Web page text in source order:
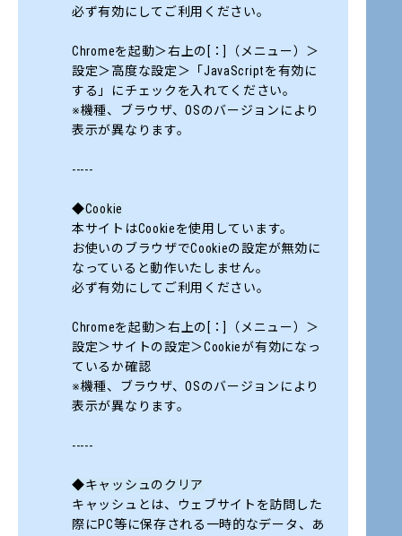
必ず有効にしてご利用ください。
Chromeを起動＞右上の[：]（メニュー）＞
設定＞高度な設定＞「JavaScriptを有効に
する」にチェックを入れてください。
※機種、ブラウザ、OSのバージョンにより
表示が異なります。
-----
◆Cookie
本サイトはCookieを使用しています。
お使いのブラウザでCookieの設定が無効に
なっていると動作いたしません。
必ず有効にしてご利用ください。
Chromeを起動＞右上の[：]（メニュー）＞
設定＞サイトの設定＞Cookieが有効になっ
ているか確認
※機種、ブラウザ、OSのバージョンにより
表示が異なります。
-----
◆キャッシュのクリア
キャッシュとは、ウェブサイトを訪問した
際にPC等に保存される一時的なデータ、あ